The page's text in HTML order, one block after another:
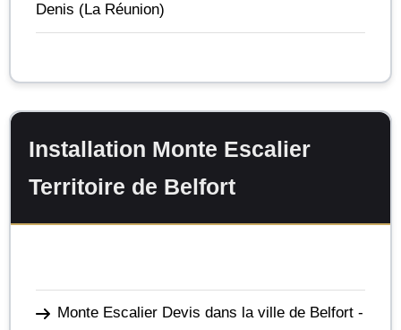
Denis (La Réunion)
Installation Monte Escalier
Territoire de Belfort
Monte Escalier Devis dans la ville de Belfort -